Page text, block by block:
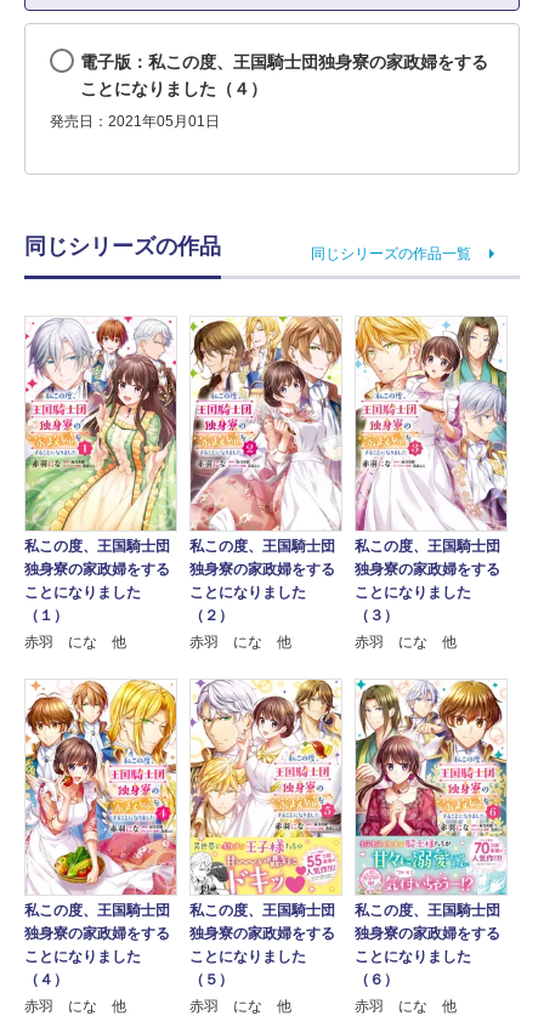
電子版：私この度、王国騎士団独身寮の家政婦をする
ことになりました（４）
発売日：2021年05月01日
同じシリーズの作品 同じシリーズの作品一覧
私この度、王国騎士団
独身寮の家政婦をする
ことになりました
（１）
赤羽 にな 他
私この度、王国騎士団
独身寮の家政婦をする
ことになりました
（２）
赤羽 にな 他
私この度、王国騎士団
独身寮の家政婦をする
ことになりました
（３）
赤羽 にな 他
私この度、王国騎士団
独身寮の家政婦をする
ことになりました
（４）
赤羽 にな 他
私この度、王国騎士団
独身寮の家政婦をする
ことになりました
（５）
赤羽 にな 他
私この度、王国騎士団
独身寮の家政婦をする
ことになりました
（６）
赤羽 にな 他